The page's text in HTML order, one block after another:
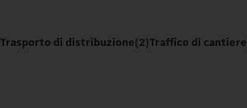
Trasporto di distribuzione(2)Traffico di cantiere